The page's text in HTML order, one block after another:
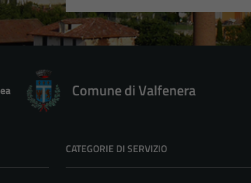
Comune di Valfenera
CATEGORIE DI SERVIZIO